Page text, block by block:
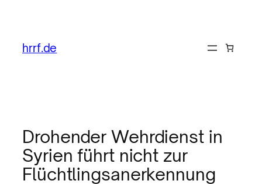
hrrf.de
Drohender Wehrdienst in
Syrien führt nicht zur
Flüchtlingsanerkennung